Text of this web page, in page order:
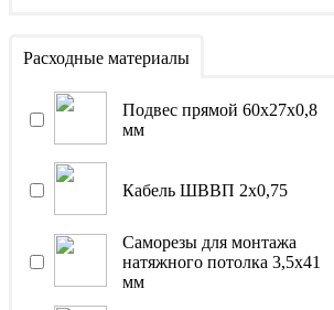
Расходные материалы
Подвес прямой 60х27х0,8
мм
Кабель ШВВП 2х0,75
Саморезы для монтажа
натяжного потолка 3,5x41
мм